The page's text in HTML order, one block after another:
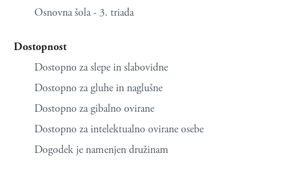
Osnovna šola - 3. triada
Dostopnost
Dostopno za slepe in slabovidne
Dostopno za gluhe in naglušne
Dostopno za gibalno ovirane
Dostopno za intelektualno ovirane osebe
Dogodek je namenjen družinam